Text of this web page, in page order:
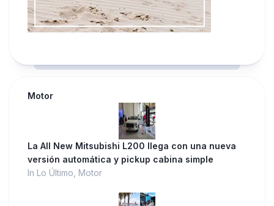
Motor
La All New Mitsubishi L200 llega con una nueva
versión automática y pickup cabina simple
In Lo Último, Motor